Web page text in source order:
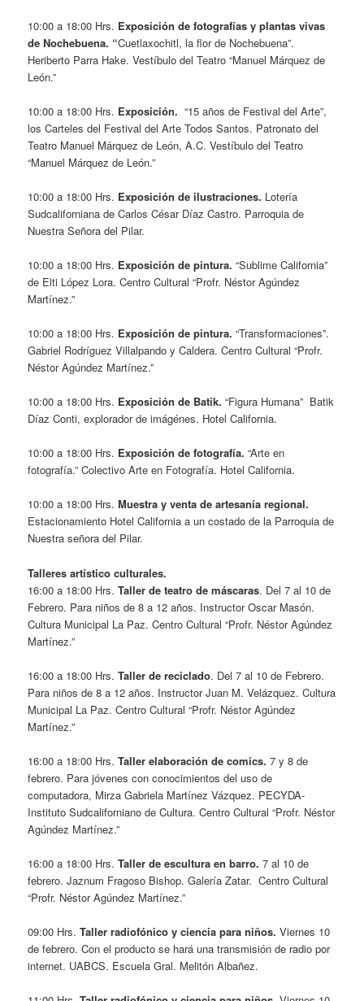
10:00 a 18:00 Hrs. Exposición de fotografías y plantas vivas
de Nochebuena. “Cuetlaxochitl, la flor de Nochebuena”.
Heriberto Parra Hake. Vestíbulo del Teatro “Manuel Márquez de
León.”
10:00 a 18:00 Hrs. Exposición.“15 años de Festival del Arte”,
los Carteles del Festival del Arte Todos Santos. Patronato del
Teatro Manuel Márquez de León, A.C. Vestíbulo del Teatro
“Manuel Márquez de León.”
10:00 a 18:00 Hrs. Exposición de ilustraciones. Lotería
Sudcaliforniana de Carlos César Díaz Castro. Parroquia de
Nuestra Señora del Pilar.
10:00 a 18:00 Hrs. Exposición de pintura.“Sublime California”
de Elti López Lora. Centro Cultural “Profr. Néstor Agúndez
Martínez.”
10:00 a 18:00 Hrs. Exposición de pintura.“Transformaciones”.
Gabriel Rodríguez Villalpando y Caldera. Centro Cultural “Profr.
Néstor Agúndez Martínez.”
10:00 a 18:00 Hrs. Exposición de Batik.“Figura Humana” Batik
Díaz Conti, explorador de imágénes. Hotel California.
10:00 a 18:00 Hrs. Exposición de fotografía.“Arte en
fotografía.” Colectivo Arte en Fotografía. Hotel California.
10:00 a 18:00 Hrs.Muestra y venta de artesanía regional.
Estacionamiento Hotel California a un costado de la Parroquia de
Nuestra señora del Pilar.
Talleres artístico culturales.
16:00 a 18:00 Hrs.Taller de teatro de máscaras. Del 7 al 10 de
Febrero. Para niños de 8 a 12 años. Instructor Oscar Masón.
Cultura Municipal La Paz. Centro Cultural “Profr. Néstor Agúndez
Martínez.”
16:00 a 18:00 Hrs.Taller de reciclado. Del 7 al 10 de Febrero.
Para niños de 8 a 12 años. Instructor Juan M. Velázquez. Cultura
Municipal La Paz. Centro Cultural “Profr. Néstor Agúndez
Martínez.”
16:00 a 18:00 Hrs.Taller elaboración de comics. 7 y 8 de
febrero. Para jóvenes con conocimientos del uso de
computadora, Mirza Gabriela Martínez Vázquez. PECYDA-
Instituto Sudcaliforniano de Cultura. Centro Cultural “Profr. Néstor
Agúndez Martínez.”
16:00 a 18:00 Hrs.Taller de escultura en barro. 7 al 10 de
febrero. Jaznum Fragoso Bishop. Galería Zatar. Centro Cultural
“Profr. Néstor Agúndez Martínez.”
09:00 Hrs.Taller radiofónico y ciencia para niños.Viernes 10
de febrero. Con el producto se hará una transmisión de radio por
internet. UABCS. Escuela Gral. Melitón Albañez.